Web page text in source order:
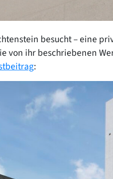
besucht – eine
von ihr beschriebenen
: